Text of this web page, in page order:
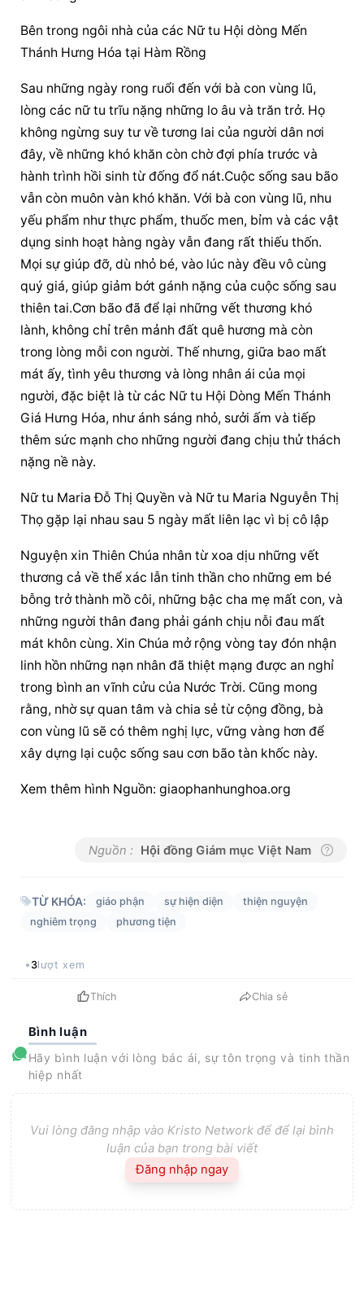
Bên trong ngôi nhà của các Nữ tu Hội dòng Mến
Thánh Hưng Hóa tại Hàm Rồng
Sau những ngày rong ruổi đến với bà con vùng lũ,
lòng các nữ tu trĩu nặng những lo âu và trăn trở. Họ
không ngừng suy tư về tương lai của người dân nơi
đây, về những khó khăn còn chờ đợi phía trước và
hành trình hồi sinh từ đống đổ nát.Cuộc sống sau bão
vẫn còn muôn vàn khó khăn. Với bà con vùng lũ, nhu
yếu phẩm như thực phẩm, thuốc men, bỉm và các vật
dụng sinh hoạt hàng ngày vẫn đang rất thiếu thốn.
Mọi sự giúp đỡ, dù nhỏ bé, vào lúc này đều vô cùng
quý giá, giúp giảm bớt gánh nặng của cuộc sống sau
thiên tai.Cơn bão đã để lại những vết thương khó
lành, không chỉ trên mảnh đất quê hương mà còn
trong lòng mỗi con người. Thế nhưng, giữa bao mất
mát ấy, tình yêu thương và lòng nhân ái của mọi
người, đặc biệt là từ các Nữ tu Hội Dòng Mến Thánh
Giá Hưng Hóa, như ánh sáng nhỏ, sưởi ấm và tiếp
thêm sức mạnh cho những người đang chịu thử thách
nặng nề này.
Nữ tu Maria Đỗ Thị Quyền và Nữ tu Maria Nguyễn Thị
Thọ gặp lại nhau sau 5 ngày mất liên lạc vì bị cô lập
Nguyện xin Thiên Chúa nhân từ xoa dịu những vết
thương cả về thể xác lẫn tinh thần cho những em bé
bỗng trở thành mồ côi, những bậc cha mẹ mất con, và
những người thân đang phải gánh chịu nỗi đau mất
mát khôn cùng. Xin Chúa mở rộng vòng tay đón nhận
linh hồn những nạn nhân đã thiệt mạng được an nghỉ
trong bình an vĩnh cửu của Nước Trời. Cũng mong
rằng, nhờ sự quan tâm và chia sẻ từ cộng đồng, bà
con vùng lũ sẽ có thêm nghị lực, vững vàng hơn để
xây dựng lại cuộc sống sau cơn bão tàn khốc này.
Xem thêm hình Nguồn: giaophanhunghoa.org
Nguồn : Hội đồng Giám mục Việt Nam
TỪ KHÓA: giáo phận sự hiện diện
thiện nguyện
nghiêm trọng
phương tiện
3lượt xem
Thích Chia sẻ
Bình luận
Hãy bình luận với lòng bác ái, sự tôn trọng và tinh thần
hiệp nhất
Vui lòng đăng nhập vào Kristo Network để để lại bình
luận của bạn trong bài viết
Đăng nhập ngay